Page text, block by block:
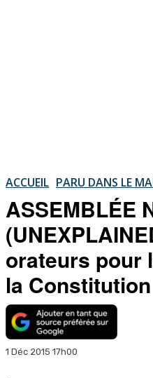
ACCUEIL PARU DANS LE
ASSEMBLÉE
orateurs pour
la
1 Déc 2015 17h00